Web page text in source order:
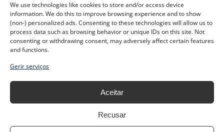
We use technologies like cookies to store and/or access device
information. We do this to improve browsing experience and to show
(non-) personalized ads. Consenting to these technologies will allow us to
process data such as browsing behavior or unique IDs on this site. Not
consenting or withdrawing consent, may adversely affect certain features
and functions.
Gerir serviços
Aceitar
Recusar
in
window)